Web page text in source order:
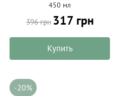
450 мл
396 грн 317 грн
Купить
-20%